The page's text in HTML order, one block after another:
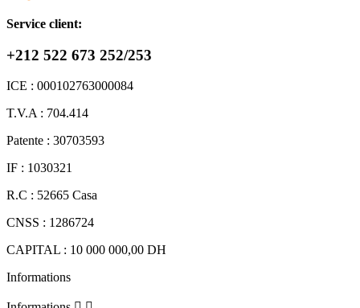
Service client:
+212 522 673 252/253
ICE : 000102763000084
T.V.A : 704.414
Patente : 30703593
IF : 1030321
R.C : 52665 Casa
CNSS : 1286724
CAPITAL : 10 000 000,00 DH
Informations